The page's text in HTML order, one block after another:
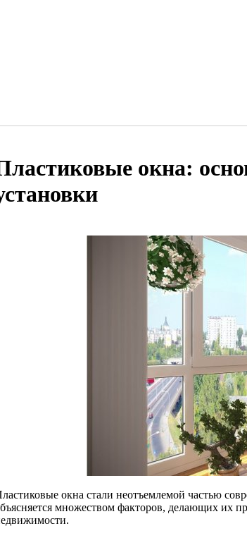
окна:
окна стали неотъемлемой частью
множеством факторов, делающих их